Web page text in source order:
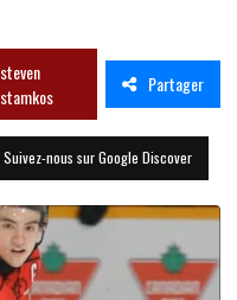
steven
stamkos
Partager
Suivez-nous sur Google Discover